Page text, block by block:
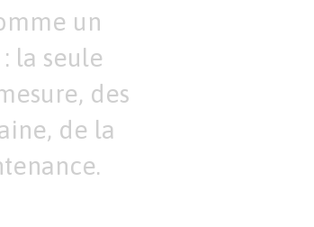
un
la seule
des
de la